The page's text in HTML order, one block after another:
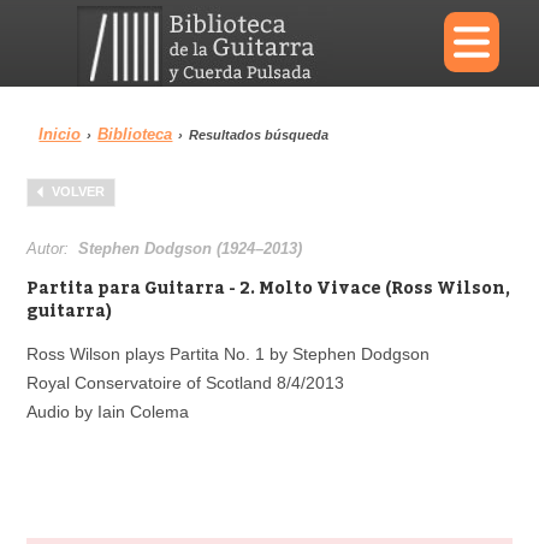
×
Menu
Biblioteca
Área personal Reproductor
Inicio › Biblioteca › Resultados búsqueda
VOLVER
Autor:Stephen Dodgson (1924–2013)
Partita para Guitarra - 2. Molto Vivace (Ross Wilson,
guitarra)
Ross Wilson plays Partita No. 1 by Stephen Dodgson
Royal Conservatoire of Scotland 8/4/2013
Audio by Iain Colema